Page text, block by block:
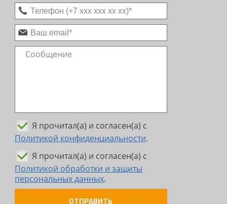
Я прочитал(а) и согласен(а) с
Политикой конфиденциальности.
Я прочитал(а) и согласен(а) с
Политикой обработки и защиты
персональных данных.
ОТПРАВИТЬ